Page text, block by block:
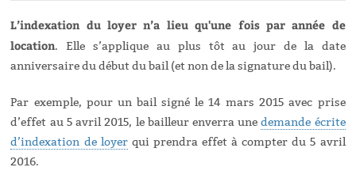
L’indexation du loyer n’a lieu qu'une fois par année de
location. Elle s’applique au plus tôt au jour de la date
anniversaire du début du bail (et non de la signature du bail).
Par exemple, pour un bail signé le 14 mars 2015 avec prise
d’effet au 5 avril 2015, le bailleur enverra unedemande écrite
d’indexation de loyerqui prendra effet à compter du 5 avril
2016.